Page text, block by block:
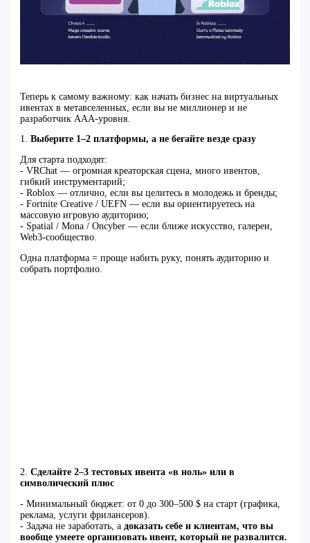
Теперь к самому важному: как начать бизнес на виртуальных
ивентах в метавселенных, если вы не миллионер и не
разработчик AAA‑уровня.
1.Выберите 1–2 платформы, а не бегайте везде сразу
Для старта подходят:
- VRChat — огромная креаторская сцена, много ивентов,
гибкий инструментарий;
- Roblox — отлично, если вы целитесь в молодежь и бренды;
- Fortnite Creative / UEFN — если вы ориентируетесь на
массовую игровую аудиторию;
- Spatial / Mona / Oncyber — если ближе искусство, галереи,
Web3‑сообщество.
Одна платформа = проще набить руку, понять аудиторию и
собрать портфолио.
2.Сделайте 2–3 тестовых ивента «в ноль» или в
символический плюс
- Минимальный бюджет: от 0 до 300–500 $ на старт (графика,
реклама, услуги фрилансеров).
- Задача не заработать, а доказать себе и клиентам, что вы
вообще умеете организовать ивент, который не развалится.